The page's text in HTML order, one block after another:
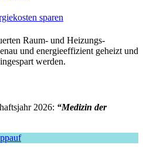
sparen
Raum- und Heizungs-
und energieeffizient geheizt und
werden.
2026: “Medizin der